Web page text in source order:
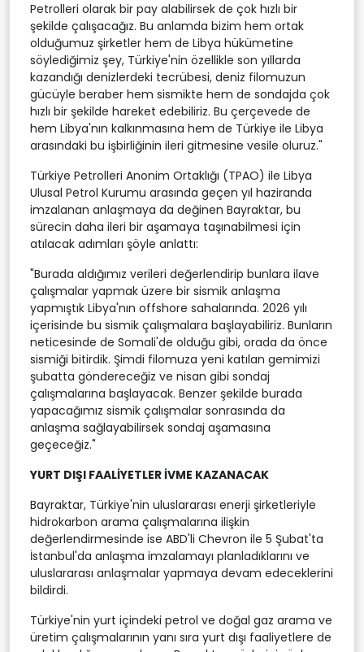
Petrolleri olarak bir pay alabilirsek de çok hızlı bir
şekilde çalışacağız. Bu anlamda bizim hem ortak
olduğumuz şirketler hem de Libya hükümetine
söylediğimiz şey, Türkiye'nin özellikle son yıllarda
kazandığı denizlerdeki tecrübesi, deniz filomuzun
gücüyle beraber hem sismikte hem de sondajda çok
hızlı bir şekilde hareket edebiliriz. Bu çerçevede de
hem Libya'nın kalkınmasına hem de Türkiye ile Libya
arasındaki bu işbirliğinin ileri gitmesine vesile oluruz."
Türkiye Petrolleri Anonim Ortaklığı (TPAO) ile Libya
Ulusal Petrol Kurumu arasında geçen yıl haziranda
imzalanan anlaşmaya da değinen Bayraktar, bu
sürecin daha ileri bir aşamaya taşınabilmesi için
atılacak adımları şöyle anlattı:
"Burada aldığımız verileri değerlendirip bunlara ilave
çalışmalar yapmak üzere bir sismik anlaşma
yapmıştık Libya'nın offshore sahalarında. 2026 yılı
içerisinde bu sismik çalışmalara başlayabiliriz. Bunların
neticesinde de Somali'de olduğu gibi, orada da önce
sismiği bitirdik. Şimdi filomuza yeni katılan gemimizi
şubatta göndereceğiz ve nisan gibi sondaj
çalışmalarına başlayacak. Benzer şekilde burada
yapacağımız sismik çalışmalar sonrasında da
anlaşma sağlayabilirsek sondaj aşamasına
geçeceğiz."
YURT DIŞI FAALİYETLER İVME KAZANACAK
Bayraktar, Türkiye'nin uluslararası enerji şirketleriyle
hidrokarbon arama çalışmalarına ilişkin
değerlendirmesinde ise ABD'li Chevron ile 5 Şubat'ta
İstanbul'da anlaşma imzalamayı planladıklarını ve
uluslararası anlaşmalar yapmaya devam edeceklerini
bildirdi.
Türkiye'nin yurt içindeki petrol ve doğal gaz arama ve
üretim çalışmalarının yanı sıra yurt dışı faaliyetlere de